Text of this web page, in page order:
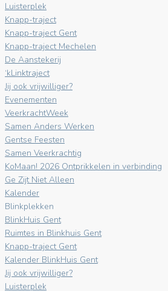
Luisterplek
Knapp-traject
Knapp-traject Gent
Knapp-traject Mechelen
De Aanstekerij
‘kLinktraject
Jij ook vrijwilliger?
Evenementen
VeerkrachtWeek
Samen Anders Werken
Gentse Feesten
Samen Veerkrachtig
KoMaan! 2026 Ontprikkelen in verbinding
Ge Zijt Niet Alleen
Kalender
Blinkplekken
BlinkHuis Gent
Ruimtes in Blinkhuis Gent
Knapp-traject Gent
Kalender BlinkHuis Gent
Jij ook vrijwilliger?
Luisterplek